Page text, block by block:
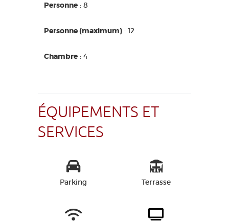
Personne : 8
Personne (maximum) : 12
Chambre : 4
ÉQUIPEMENTS ET
SERVICES
Parking Terrasse